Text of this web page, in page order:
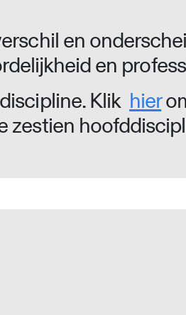
en
en
Klik hier
zestien